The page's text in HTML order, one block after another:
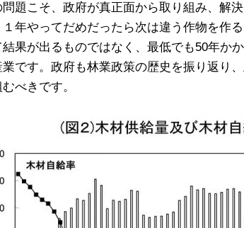
題こそ、政府が真正面から取り組み、解
１年やってだめだったら次は違う作物を作
果が出るものではなく、最低でも50年か
です。政府も林業政策の歴史を振り返り
べきです。